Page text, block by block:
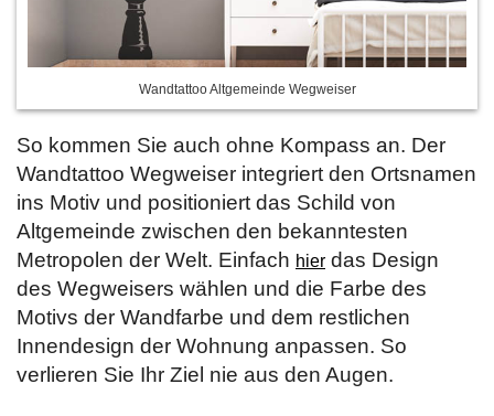
Wandtattoo Altgemeinde Wegweiser
So kommen Sie auch ohne Kompass an. Der
Wandtattoo Wegweiser integriert den Ortsnamen
ins Motiv und positioniert das Schild von
Altgemeinde zwischen den bekanntesten
Metropolen der Welt. Einfach hier das Design
des Wegweisers wählen und die Farbe des
Motivs der Wandfarbe und dem restlichen
Innendesign der Wohnung anpassen. So
verlieren Sie Ihr Ziel nie aus den Augen.